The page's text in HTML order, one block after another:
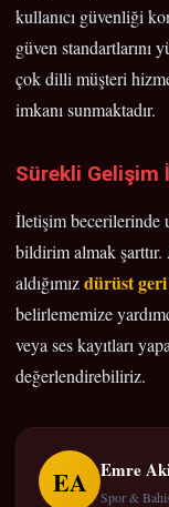
kullanıcı güvenliği
güven standartlarını
çok dilli müşteri
imkanı sunmaktadır.
Sürekli Gelişim
İletişim becerilerinde
bildirim almak şarttır.
aldığımızdürüst
belirlememize
veya ses kayıtları
değerlendirebiliriz.
EA Emre
Spor &